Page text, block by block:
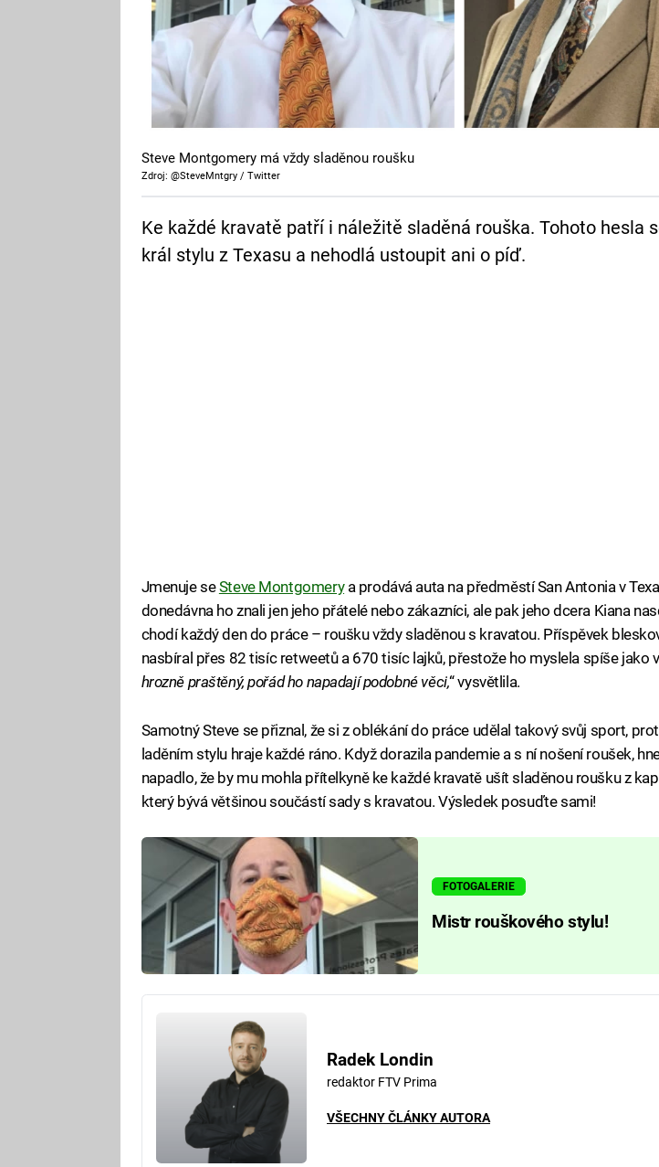
Steve Montgomery má vždy sladěnou roušku
Zdroj: @SteveMntgry / Twitter
Ke každé kravatě patří i náležitě sladěná rouška. Tohoto hesla
král stylu z Texasu a nehodlá ustoupit ani o píď.
Jmenuje seSteve Montgomerya prodává auta na předměstí San Antonia v
donedávna ho znali jen jeho přátelé nebo zákazníci, ale pak jeho dcera Kiana
chodí každý den do práce – roušku vždy sladěnou s kravatou. Příspěvek
nasbíral přes 82 tisíc retweetů a 670 tisíc lajků, přestože ho myslela spíše jako
hrozně praštěný, pořád ho napadají podobné věci,“ vysvětlila.
Samotný Steve se přiznal, že si z oblékání do práce udělal takový svůj sport,
laděním stylu hraje každé ráno. Když dorazila pandemie a s ní nošení roušek,
napadlo, že by mu mohla přítelkyně ke každé kravatě ušít sladěnou roušku z
který bývá většinou součástí sady s kravatou. Výsledek posuďte sami!
FOTOGALERIE
Mistr rouškového stylu!
Radek Londin
redaktor FTV Prima
VŠECHNY ČLÁNKY AUTORA